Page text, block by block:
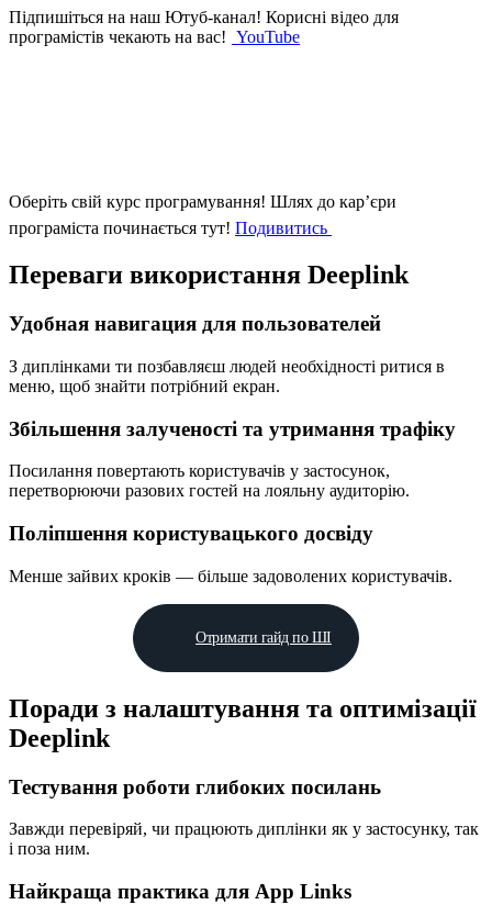
Підпишіться на наш Ютуб-канал! Корисні відео для
програмістів чекають на вас! YouTube
Оберіть свій курс програмування! Шлях до кар’єри
програміста починається тут! Подивитись
Переваги використання Deeplink
Удобная навигация для пользователей
З диплінками ти позбавляєш людей необхідності ритися в
меню, щоб знайти потрібний екран.
Збільшення залученості та утримання трафіку
Посилання повертають користувачів у застосунок,
перетворюючи разових гостей на лояльну аудиторію.
Поліпшення користувацького досвіду
Менше зайвих кроків — більше задоволених користувачів.
Отримати гайд по ШІ
Поради з налаштування та оптимізації
Deeplink
Тестування роботи глибоких посилань
Завжди перевіряй, чи працюють диплінки як у застосунку, так
і поза ним.
Найкраща практика для App Links